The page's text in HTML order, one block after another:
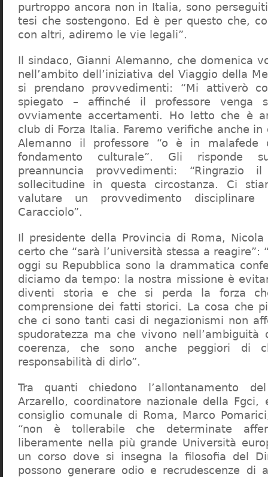
purtroppo ancora non in Italia, sono
tesi che sostengono. Ed è per questo che,
con altri, adiremo le vie legali”.
Il sindaco, Gianni Alemanno, che domenica
nell’ambito dell’iniziativa del Viaggio della
si prendano provvedimenti: “Mi attiverò
spiegato – affinché il professore venga
ovviamente accertamenti. Ho letto che è
club di Forza Italia. Faremo verifiche anche in
Alemanno il professore “o è in malafede
fondamento culturale”. Gli risponde
preannuncia provvedimenti:
sollecitudine in questa circostanza. Ci
valutare un provvedimento
Caracciolo”.
Il presidente della Provincia di Roma,
certo che “sarà l’università stessa a reagire”:
oggi su Repubblica sono la drammatica
diciamo da tempo: la nostra missione è
diventi storia e che si perda la forza
comprensione dei fatti storici. La cosa che
che ci sono tanti casi di negazionismi non
spudoratezza ma che vivono nell’ambiguità
coerenza, che sono anche peggiori di
responsabilità di dirlo”.
Tra quanti chiedono l’allontanamento
Arzarello, coordinatore nazionale della
consiglio comunale di Roma, Marco
“non è tollerabile che determinate
liberamente nella più grande Università
un corso dove si insegna la filosofia del
possono generare odio e recrudescenze di